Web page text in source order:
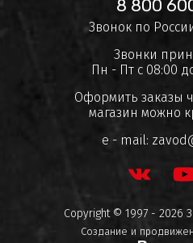
8 800
Звонок по
Звонки
Пн - Пт с 08:00
Оформить заказы
магазин можно
e - mail:
Copyright © 1997 - 2026
Создание и